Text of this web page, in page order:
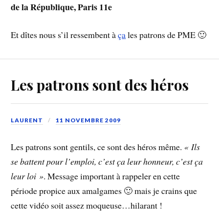
de la République, Paris 11e
Et dîtes nous s’il ressembent àçales patrons de PME 🙂
Les patrons sont des héros
LAURENT 11 NOVEMBRE 2009
Les patrons sont gentils, ce sont des héros même. « Ils
se battent pour l’emploi, c’est ça leur honneur, c’est ça
leur loi ». Message important à rappeler en cette
période propice aux amalgames 🙂 mais je crains que
cette vidéo soit assez moqueuse…hilarant !